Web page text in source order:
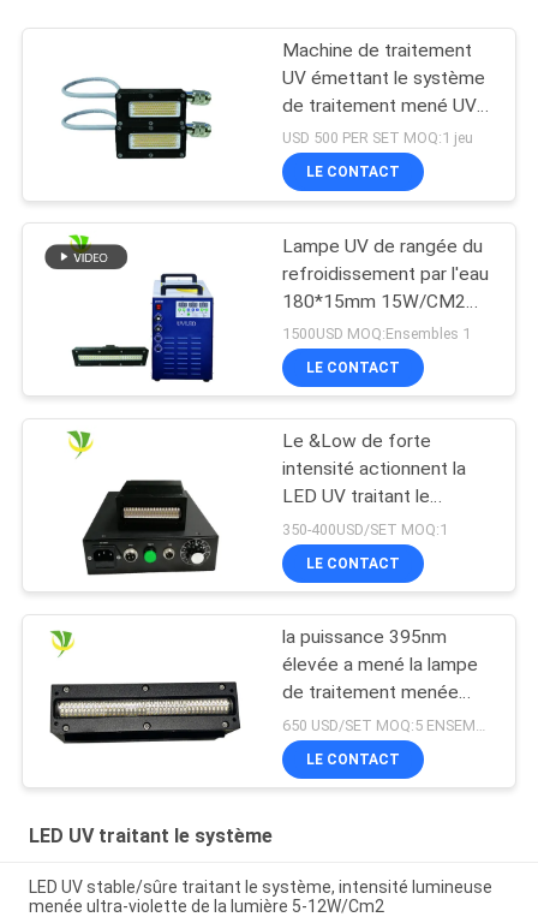
Machine de traitement
UV émettant le système
de traitement mené UV
de puissance élevée de
la longueur d'onde
395nm de la taille 50x20
USD 500 PER SET MOQ:1 jeu
LE CONTACT
Lampe UV de rangée du
refroidissement par l'eau
180*15mm 15W/CM2
395nm LED
1500USD MOQ:Ensembles 1
LE CONTACT
Le &Low de forte
intensité actionnent la
LED UV traitant le
dessiccateur UV de
lampe pour l'encre
traitée
350-400USD/SET MOQ:1
LE CONTACT
la puissance 395nm
élevée a mené la lampe
de traitement menée
ultra-violette pour
l'imprimante UV à plat
LE CONTACT
LED UV traitant le système
LED UV stable/sûre traitant le système, intensité lumineuse
menée ultra-violette de la lumière 5-12W/Cm2